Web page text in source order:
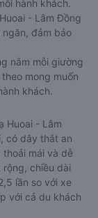
hành khách.
- Lâm Đồng
đảm bảo
nằm mỗi giường
mong muốn
khách.
Huoai - Lâm
có dây thắt an
mái và dễ
rộng, chiều dài
lần so với xe
với cả du khách